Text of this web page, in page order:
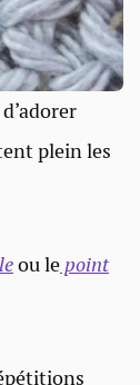
plein les
ou le point